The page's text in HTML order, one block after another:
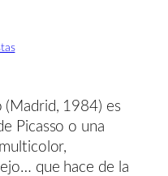
(Madrid, 1984) es
Picasso o una
que hace de la